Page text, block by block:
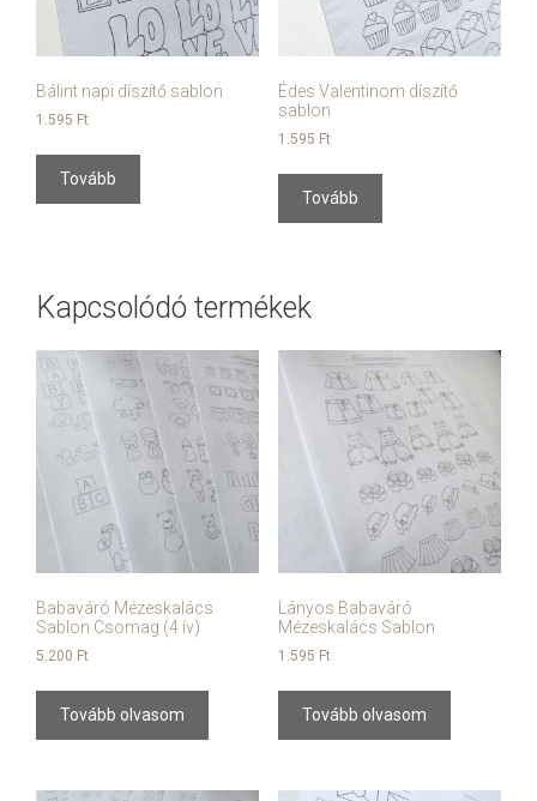
Bálint napi díszítő sablon
1.595 Ft
Tovább
Édes Valentinom díszítő
sablon
1.595 Ft
Tovább
Kapcsolódó termékek
Babaváró Mézeskalács
Sablon Csomag (4 ív)
5.200 Ft
Tovább olvasom
Lányos Babaváró
Mézeskalács Sablon
1.595 Ft
Tovább olvasom